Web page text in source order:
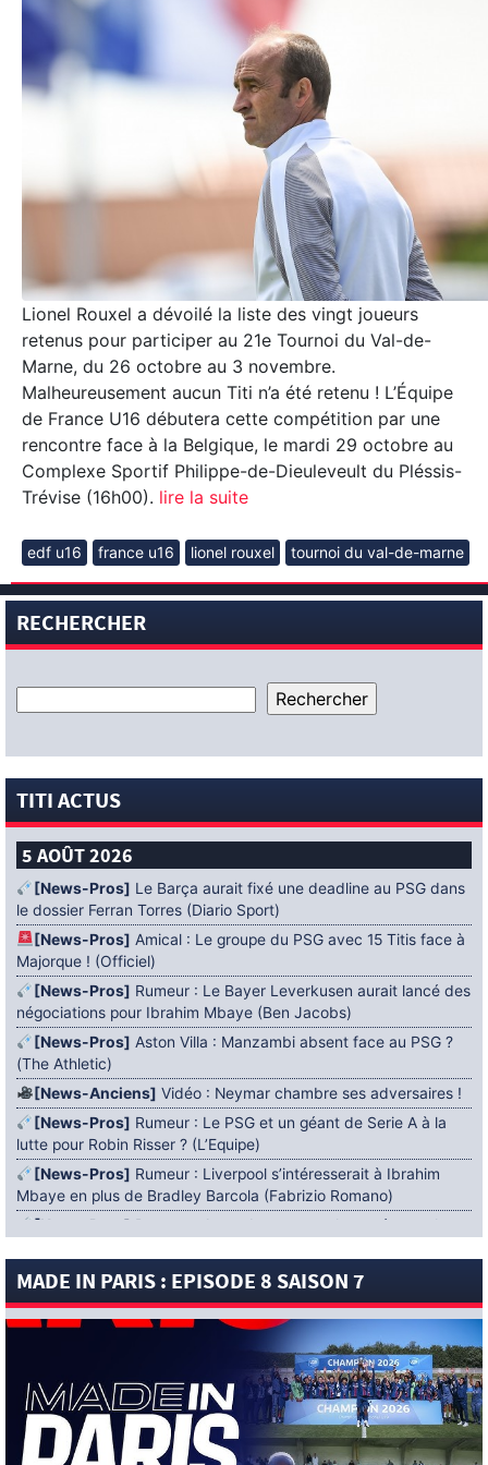
Lionel Rouxel a dévoilé la liste des vingt joueurs
retenus pour participer au 21e Tournoi du Val-de-
Marne, du 26 octobre au 3 novembre.
Malheureusement aucun Titi n’a été retenu ! L’Équipe
de France U16 débutera cette compétition par une
rencontre face à la Belgique, le mardi 29 octobre au
Complexe Sportif Philippe-de-Dieuleveult du Pléssis-
Trévise (16h00). lire la suite
edf u16 france u16 lionel rouxel tournoi du val-de-marne
RECHERCHER
TITI ACTUS
5 AOÛT 2026
[News-Pros] Le Barça aurait fixé une deadline au PSG dans
le dossier Ferran Torres (Diario Sport)
[News-Pros] Amical : Le groupe du PSG avec 15 Titis face à
Majorque ! (Officiel)
[News-Pros] Rumeur : Le Bayer Leverkusen aurait lancé des
négociations pour Ibrahim Mbaye (Ben Jacobs)
[News-Pros] Aston Villa : Manzambi absent face au PSG ?
(The Athletic)
[News-Anciens] Vidéo : Neymar chambre ses adversaires !
[News-Pros] Rumeur : Le PSG et un géant de Serie A à la
lutte pour Robin Risser ? (L’Equipe)
[News-Pros] Rumeur : Liverpool s’intéresserait à Ibrahim
Mbaye en plus de Bradley Barcola (Fabrizio Romano)
[News-Pros]
Rumeur : Accord contractuel trouvé entre le
[News-Pros]Rumeur : Le PSG aurait lancé un ultimatum
4 AOÛT 2026
Mercato : Khalil Ayari prêté à Dunkerque
(Officiel)
[News-Anciens]Leverkusen : un retour de Diaby envisagé
(Foot Mercato)
MADE IN PARIS : EPISODE 8 SAISON 7